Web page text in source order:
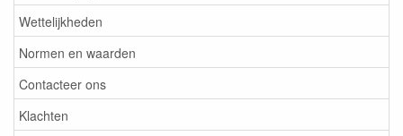
Wettelijkheden
Normen en waarden
Contacteer ons
Klachten